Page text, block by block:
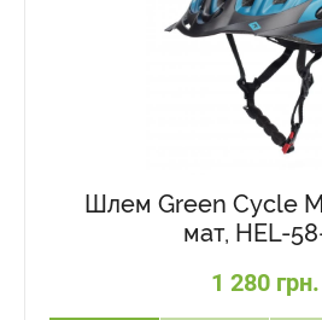
Шлем Green Cycle
мат, HEL-
1 280 грн.